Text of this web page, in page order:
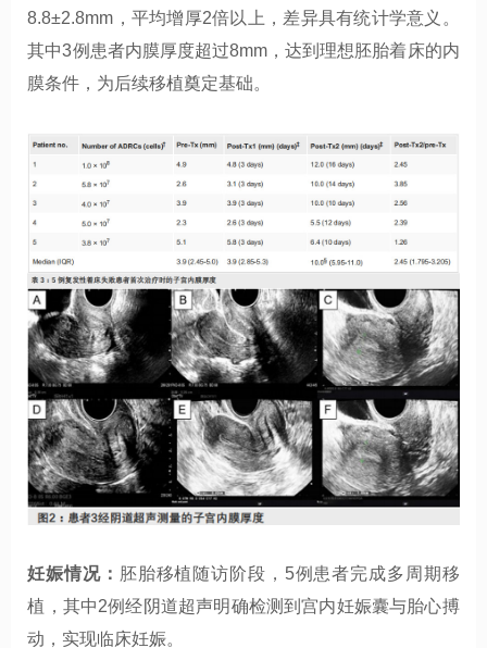
8.8±2.8mm，平均增厚2倍以上，差异具有统计学意义。
其中3例患者内膜厚度超过8mm，达到理想胚胎着床的内
膜条件，为后续移植奠定基础。
妊娠情况： 胚胎移植随访阶段，5例患者完成多周期移
植，其中2例经阴道超声明确检测到宫内妊娠囊与胎心搏
动，实现临床妊娠。